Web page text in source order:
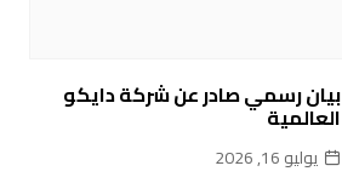
بيان رسمي صادر عن شركة دايكو
العالمية
يوليو 16, 2026